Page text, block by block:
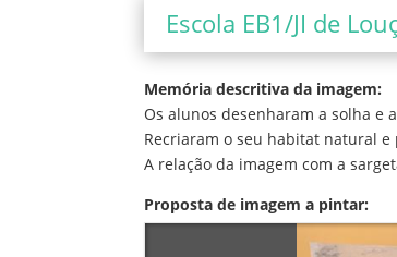
Escola EB1/JI de
Memória descritiva da imagem:
Os alunos desenharam a solha e
Recriaram o seu habitat natural
A relação da imagem com a
Proposta de imagem a pintar: